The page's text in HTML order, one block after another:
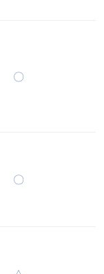
〇
〇